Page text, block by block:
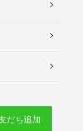
だち追加